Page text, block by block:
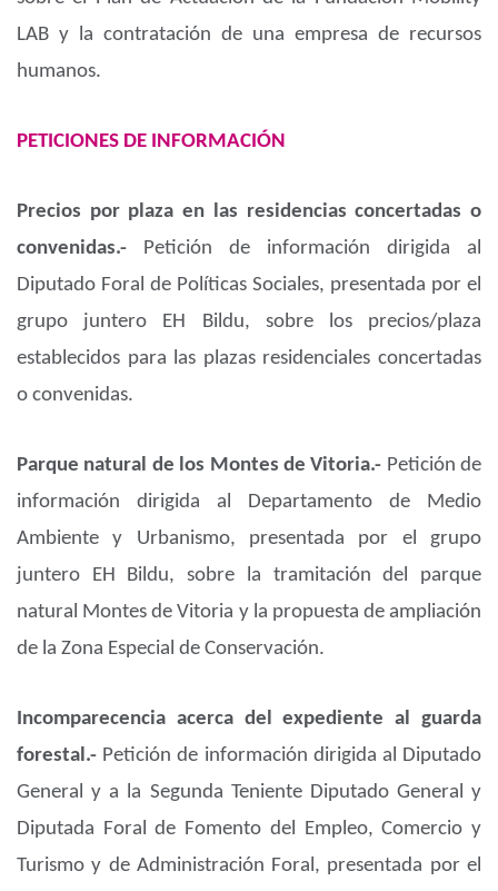
LAB y la contratación de una empresa de recursos
humanos.
PETICIONES DE INFORMACIÓN
Precios por plaza en las residencias concertadas o
convenidas.- Petición de información dirigida al
Diputado Foral de Políticas Sociales, presentada por el
grupo juntero EH Bildu, sobre los precios/plaza
establecidos para las plazas residenciales concertadas
o convenidas.
Parque natural de los Montes de Vitoria.- Petición de
información dirigida al Departamento de Medio
Ambiente y Urbanismo, presentada por el grupo
juntero EH Bildu, sobre la tramitación del parque
natural Montes de Vitoria y la propuesta de ampliación
de la Zona Especial de Conservación.
Incomparecencia acerca del expediente al guarda
forestal.- Petición de información dirigida al Diputado
General y a la Segunda Teniente Diputado General y
Diputada Foral de Fomento del Empleo, Comercio y
Turismo y de Administración Foral, presentada por el